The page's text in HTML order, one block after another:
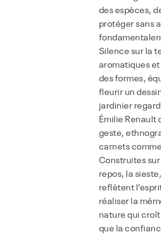
des espèces,
protéger sans
Silence sur la
aromatiques
des formes,
fleurir un
jardinier
Émilie Renault
geste,
carnets
Construites
repos, la
reflètent
réaliser la
nature qui
que la